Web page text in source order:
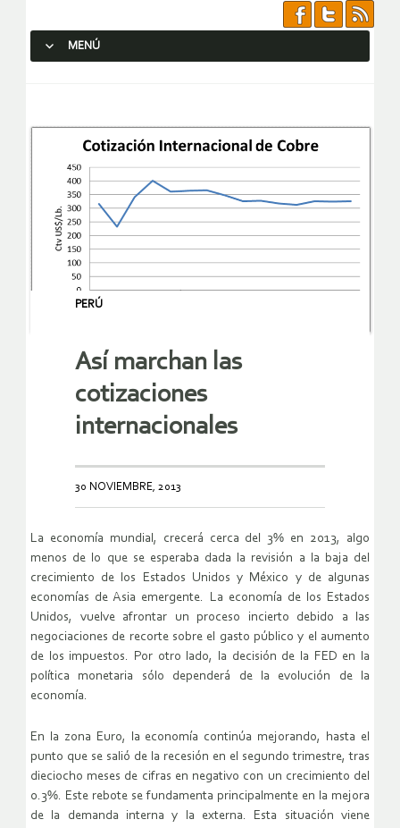
MENÚ
PERÚ
Así marchan las
cotizaciones
internacionales
30 NOVIEMBRE, 2013
La economía mundial, crecerá cerca del 3% en 2013, algo
menos de lo que se esperaba dada la revisión a la baja del
crecimiento de los Estados Unidos y México y de algunas
economías de Asia emergente. La economía de los Estados
Unidos, vuelve afrontar un proceso incierto debido a las
negociaciones de recorte sobre el gasto público y el aumento
de los impuestos. Por otro lado, la decisión de la FED en la
política monetaria sólo dependerá de la evolución de la
economía.
En la zona Euro, la economía continúa mejorando, hasta el
punto que se salió de la recesión en el segundo trimestre, tras
dieciocho meses de cifras en negativo con un crecimiento del
0.3%. Este rebote se fundamenta principalmente en la mejora
de la demanda interna y la externa. Esta situación viene